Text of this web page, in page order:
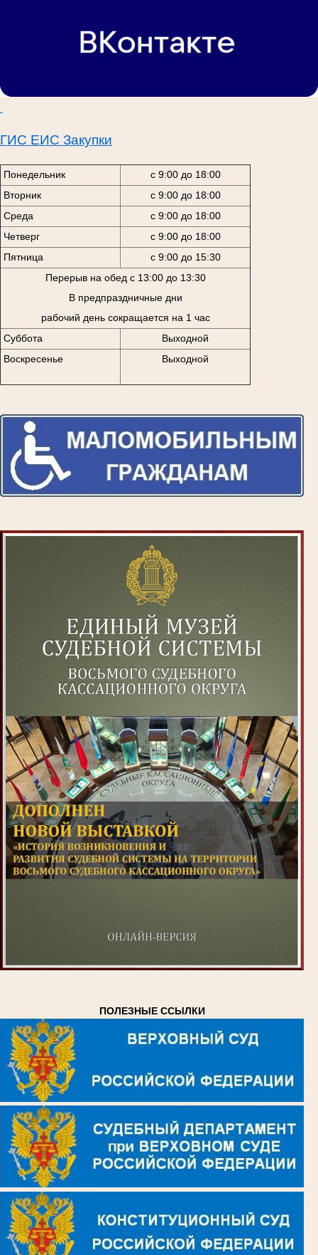
ГИС ЕИС Закупки
Понедельник
с 9:00 до 18:00
Вторник
с 9:00 до 18:00
Среда
с 9:00 до 18:00
Четверг
с 9:00 до 18:00
Пятница
с 9:00 до 15:30
Перерыв на обед с 13:00 до 13:30
В предпраздничные дни
рабочий день сокращается на 1 час
Суббота
Выходной
Воскресенье
Выходной
ПОЛЕЗНЫЕ ССЫЛКИ